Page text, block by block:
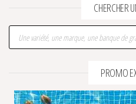
CHERCHER
Recherche de produits
PROMO